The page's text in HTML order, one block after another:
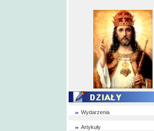
Wydarzenia
Artykuły